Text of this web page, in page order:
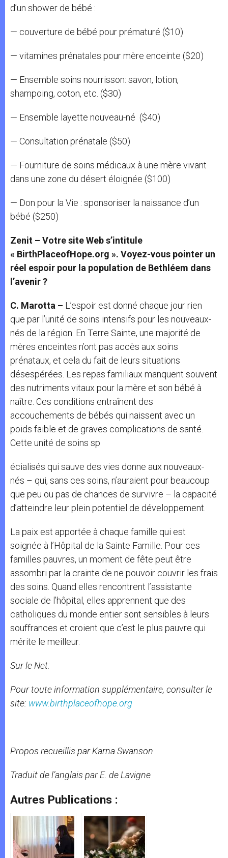
d’un shower de bébé :
— couverture de bébé pour prématuré ($10)
— vitamines prénatales pour mère enceinte ($20)
— Ensemble soins nourrisson: savon, lotion,
shampoing, coton, etc. ($30)
— Ensemble layette nouveau-né ($40)
— Consultation prénatale ($50)
— Fourniture de soins médicaux à une mère vivant
dans une zone du désert éloignée ($100)
— Don pour la Vie : sponsoriser la naissance d’un
bébé ($250)
Zenit – Votre site Web s’intitule
« BirthPlaceofHope.org ». Voyez-vous pointer un
réel espoir pour la population de Bethléem dans
l’avenir ?
C. Marotta – L’espoir est donné chaque jour rien
que par l’unité de soins intensifs pour les nouveaux-
nés de la région. En Terre Sainte, une majorité de
mères enceintes n’ont pas accès aux soins
prénataux, et cela du fait de leurs situations
désespérées. Les repas familiaux manquent souvent
des nutriments vitaux pour la mère et son bébé à
naître. Ces conditions entraînent des
accouchements de bébés qui naissent avec un
poids faible et de graves complications de santé.
Cette unité de soins sp
écialisés qui sauve des vies donne aux nouveaux-
nés – qui, sans ces soins, n’auraient pour beaucoup
que peu ou pas de chances de survivre – la capacité
d’atteindre leur plein potentiel de développement.
La paix est apportée à chaque famille qui est
soignée à l’Hôpital de la Sainte Famille. Pour ces
familles pauvres, un moment de fête peut être
assombri par la crainte de ne pouvoir couvrir les frais
des soins. Quand elles rencontrent l’assistante
sociale de l’hôpital, elles apprennent que des
catholiques du monde entier sont sensibles à leurs
souffrances et croient que c’est le plus pauvre qui
mérite le meilleur.
Sur le Net:
Pour toute information supplémentaire, consulter le
site: www.birthplaceofhope.org
Propos recueillis par Karna Swanson
Traduit de l’anglais par E. de Lavigne
Autres Publications :